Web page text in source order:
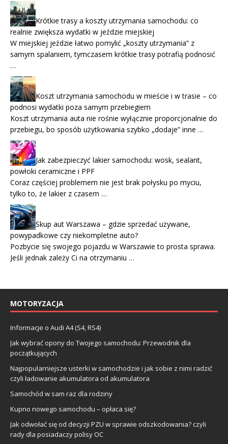
Krótkie trasy a koszty utrzymania samochodu: co
realnie zwiększa wydatki w jeździe miejskiej
W miejskiej jeździe łatwo pomylić „koszty utrzymania” z
samym spalaniem, tymczasem krótkie trasy potrafią podnosić
…
Koszt utrzymania samochodu w mieście i w trasie – co
podnosi wydatki poza samym przebiegiem
Koszt utrzymania auta nie rośnie wyłącznie proporcjonalnie do
przebiegu, bo sposób użytkowania szybko „dodaje” inne …
Jak zabezpieczyć lakier samochodu: wosk, sealant,
powłoki ceramiczne i PPF
Coraz częściej problemem nie jest brak połysku po myciu,
tylko to, że lakier z czasem …
Skup aut Warszawa – gdzie sprzedać używane,
powypadkowe czy niekompletne auto?
Pozbycie się swojego pojazdu w Warszawie to prosta sprawa.
Jeśli jednak zależy Ci na otrzymaniu …
MOTORYZACJA
Informacje o Audi A4 (S4, RS4)
Jak wybrać opony do Twojego samochodu: Przewodnik dla
początkujących
Najpopularniejsze usterki w samochodzie i jak sobie z nimi radzić
czyli ładowanie akumulatora od akumulatora
Samochód w sam raz dla rodziny
Kupno nowego samochodu – opłaca się?
Jak odwołać się od decyzji PZU w sprawie odszkodowania? czyli
rady dla posiadaczy polisy OC